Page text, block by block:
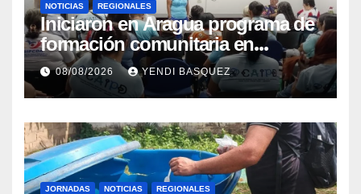
NOTICIAS REGIONALES
Iniciaron en Aragua programa de
formación comunitaria en
atención a personas con
discapacidad
08/08/2026 YENDI BASQUEZ
JORNADAS NOTICIAS REGIONALES